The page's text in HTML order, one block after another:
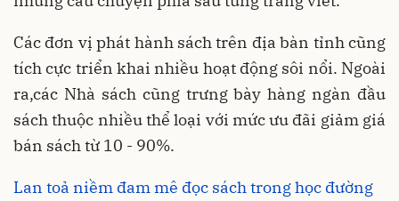
Các đơn vị phát hành sách trên địa bàn tỉnh cũng
tích cực triển khai nhiều hoạt động sôi nổi. Ngoài
ra,các Nhà sách cũng trưng bày hàng ngàn đầu
sách thuộc nhiều thể loại với mức ưu đãi giảm giá
bán sách từ 10 - 90%.
Lan toả niềm đam mê đọc sách trong học đường